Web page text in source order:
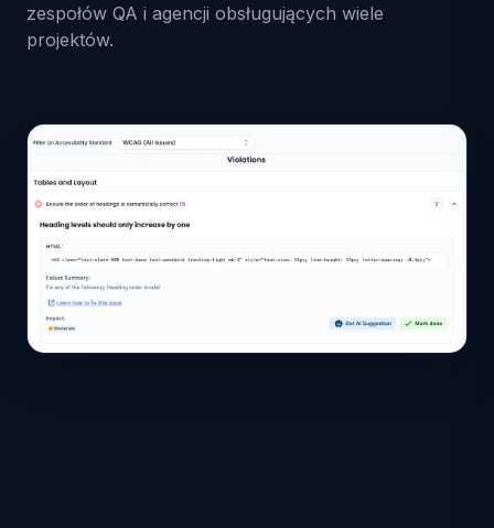
zespołów QA i agencji obsługujących wiele
projektów.